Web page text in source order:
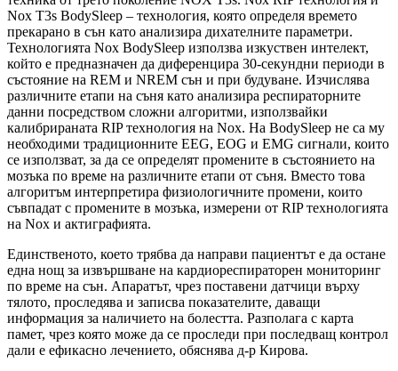
Nox T3s BodySleep – технология, която определя времето
прекарано в сън като анализира дихателните параметри.
Технологията Nox BodySleep използва изкуствен интелект,
който е предназначен да диференцира 30-секундни периоди в
състояние на REM и NREM сън и при будуване. Изчислява
различните етапи на съня като анализира респираторните
данни посредством сложни алгоритми, използвайки
калибрираната RIP технология на Nox. На BodySleep не са му
необходими традиционните EEG, EOG и ЕMG сигнали, които
се използват, за да се определят промените в състоянието на
мозъка по време на различните етапи от съня. Вместо това
алгоритъм интерпретира физиологичните промени, които
съвпадат с промените в мозъка, измерени от RIP технологията
на Nox и актиграфията.
Единственото, което трябва да направи пациентът е да остане
една нощ за извършване на кардиореспираторен мониторинг
по време на сън. Апаратът, чрез поставени датчици върху
тялото, проследява и записва показателите, даващи
информация за наличието на болестта. Разполага с карта
памет, чрез която може да се проследи при последващ контрол
дали е ефикасно лечението, обяснява д-р Кирова.